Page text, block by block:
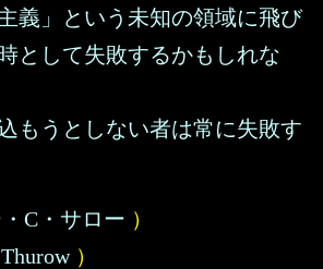
義」という未知の領域に飛び
として失敗するかもしれな
もうとしない者は常に失敗す
C・サロー ）
）